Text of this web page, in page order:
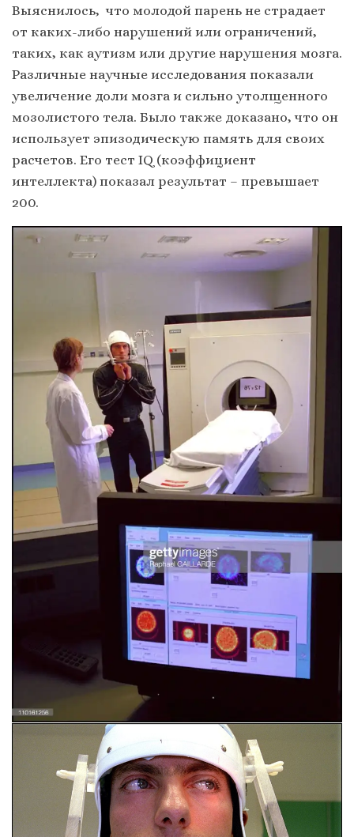
Выяснилось, что молодой парень не страдает
от каких-либо нарушений или ограничений,
таких, как аутизм или другие нарушения мозга.
Различные научные исследования показали
увеличение доли мозга и сильно утолщенного
мозолистого тела. Было также доказано, что он
использует эпизодическую память для своих
расчетов. Его тест IQ (коэффициент
интеллекта) показал результат – превышает
200.